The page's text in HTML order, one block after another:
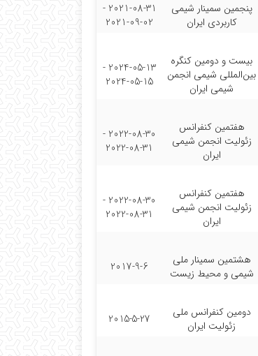
پنجمین سمینار شیمی
کاربردی ایران
2021-08-31 -
2021-09-02
بیست و دومین کنگره
بین‌المللی شیمی انجمن
شیمی ایران
2024-05-13 -
2024-05-15
هفتمین کنفرانس
زئولیت انجمن شیمی
ایران
2022-08-30 -
2022-08-31
هفتمین کنفرانس
زئولیت انجمن شیمی
ایران
2022-08-30 -
2022-08-31
هشتمین سمینار ملی
شیمی و محیط زیست
2017-9-6
دومین کنفرانس ملی
زئولیت ایران
2015-5-27